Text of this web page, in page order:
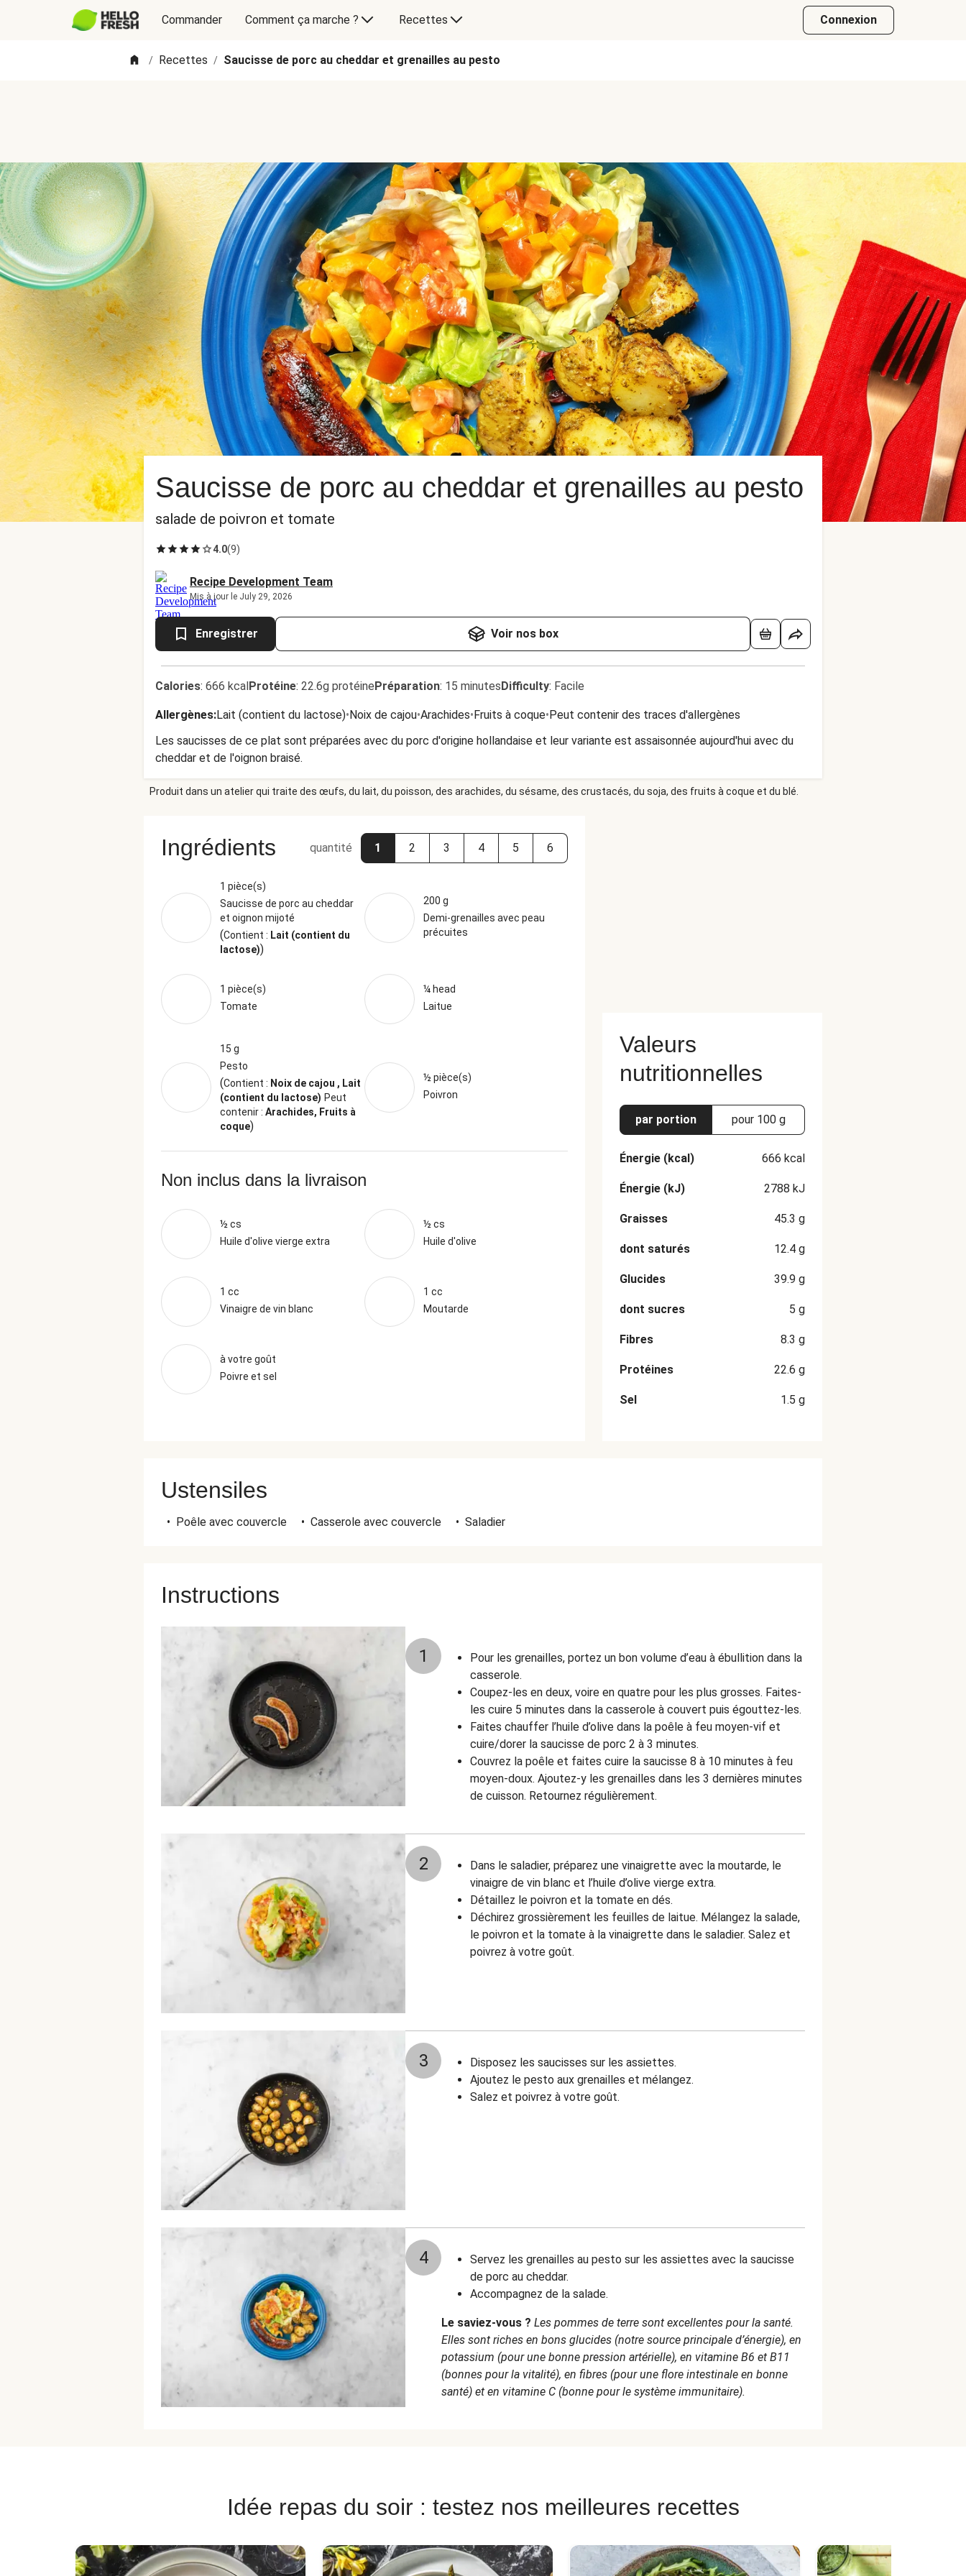
Commander Comment ça marche ? Recettes Connexion
/ Recettes / Saucisse de porc au cheddar et grenailles au pesto
Saucisse de porc au cheddar et grenailles au pesto
salade de poivron et tomate
4.0(9)
Recipe Development Team
Mis à jour le July 29, 2026
Enregistrer Voir nos box
Calories: 666 kcalProtéine: 22.6g protéinePréparation: 15 minutesDifficulty: Facile
Allergènes:Lait (contient du lactose)•Noix de cajou•Arachides•Fruits à coque•Peut contenir des traces d'allergènes
Les saucisses de ce plat sont préparées avec du porc d'origine hollandaise et leur variante est assaisonnée aujourd'hui avec du
cheddar et de l'oignon braisé.
Produit dans un atelier qui traite des œufs, du lait, du poisson, des arachides, du sésame, des crustacés, du soja, des fruits à coque et du blé.
Ingrédients quantité 1 2 3 4 5 6
1 pièce(s)
Saucisse de porc au cheddar
et oignon mijoté
(Contient : Lait (contient du
lactose))
200 g
Demi-grenailles avec peau
précuites
1 pièce(s)
Tomate
¼ head
Laitue
15 g
Pesto
(Contient : Noix de cajou , Lait
(contient du lactose) Peut
contenir : Arachides, Fruits à
coque)
½ pièce(s)
Poivron
Non inclus dans la livraison
½ cs
Huile d'olive vierge extra
½ cs
Huile d'olive
1 cc
Vinaigre de vin blanc
1 cc
Moutarde
à votre goût
Poivre et sel
Valeurs
nutritionnelles
par portion pour 100 g
Énergie (kcal) 666 kcal
Énergie (kJ) 2788 kJ
Graisses 45.3 g
dont saturés 12.4 g
Glucides 39.9 g
dont sucres 5 g
Fibres 8.3 g
Protéines 22.6 g
Sel 1.5 g
Ustensiles
• Poêle avec couvercle • Casserole avec couvercle • Saladier
Instructions
1
Pour les grenailles, portez un bon volume d’eau à ébullition dans la
casserole.
Coupez-les en deux, voire en quatre pour les plus grosses. Faites-
les cuire 5 minutes dans la casserole à couvert puis égouttez-les.
Faites chauffer l’huile d’olive dans la poêle à feu moyen-vif et
cuire/dorer la saucisse de porc 2 à 3 minutes.
Couvrez la poêle et faites cuire la saucisse 8 à 10 minutes à feu
moyen-doux. Ajoutez-y les grenailles dans les 3 dernières minutes
de cuisson. Retournez régulièrement.
2
Dans le saladier, préparez une vinaigrette avec la moutarde, le
vinaigre de vin blanc et l’huile d’olive vierge extra.
Détaillez le poivron et la tomate en dés.
Déchirez grossièrement les feuilles de laitue. Mélangez la salade,
le poivron et la tomate à la vinaigrette dans le saladier. Salez et
poivrez à votre goût.
3
Disposez les saucisses sur les assiettes.
Ajoutez le pesto aux grenailles et mélangez.
Salez et poivrez à votre goût.
4
Servez les grenailles au pesto sur les assiettes avec la saucisse
de porc au cheddar.
Accompagnez de la salade.
Le saviez-vous ? Les pommes de terre sont excellentes pour la santé.
Elles sont riches en bons glucides (notre source principale d’énergie), en
potassium (pour une bonne pression artérielle), en vitamine B6 et B11
(bonnes pour la vitalité), en fibres (pour une flore intestinale en bonne
santé) et en vitamine C (bonne pour le système immunitaire).
Idée repas du soir : testez nos meilleures recettes